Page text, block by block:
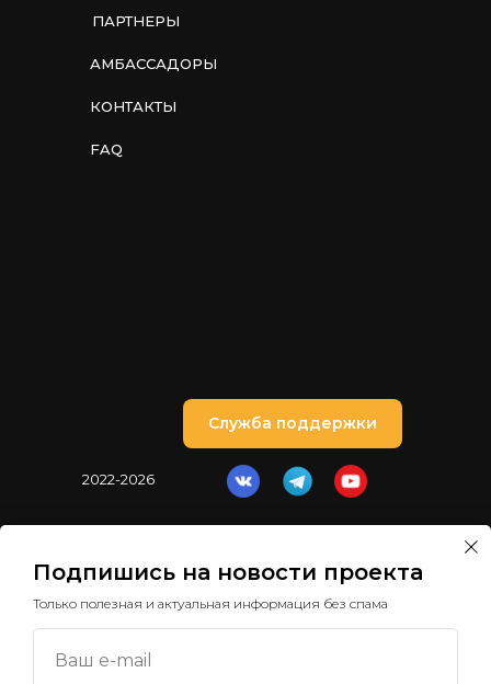
2022-2026
Служба поддержки
АМБАССАДОРЫ
FAQ
КОНТАКТЫ
ПАРТНЕРЫ
Подпишись на новости проекта
Только полезная и актуальная информация без спама
Ваш e-mail